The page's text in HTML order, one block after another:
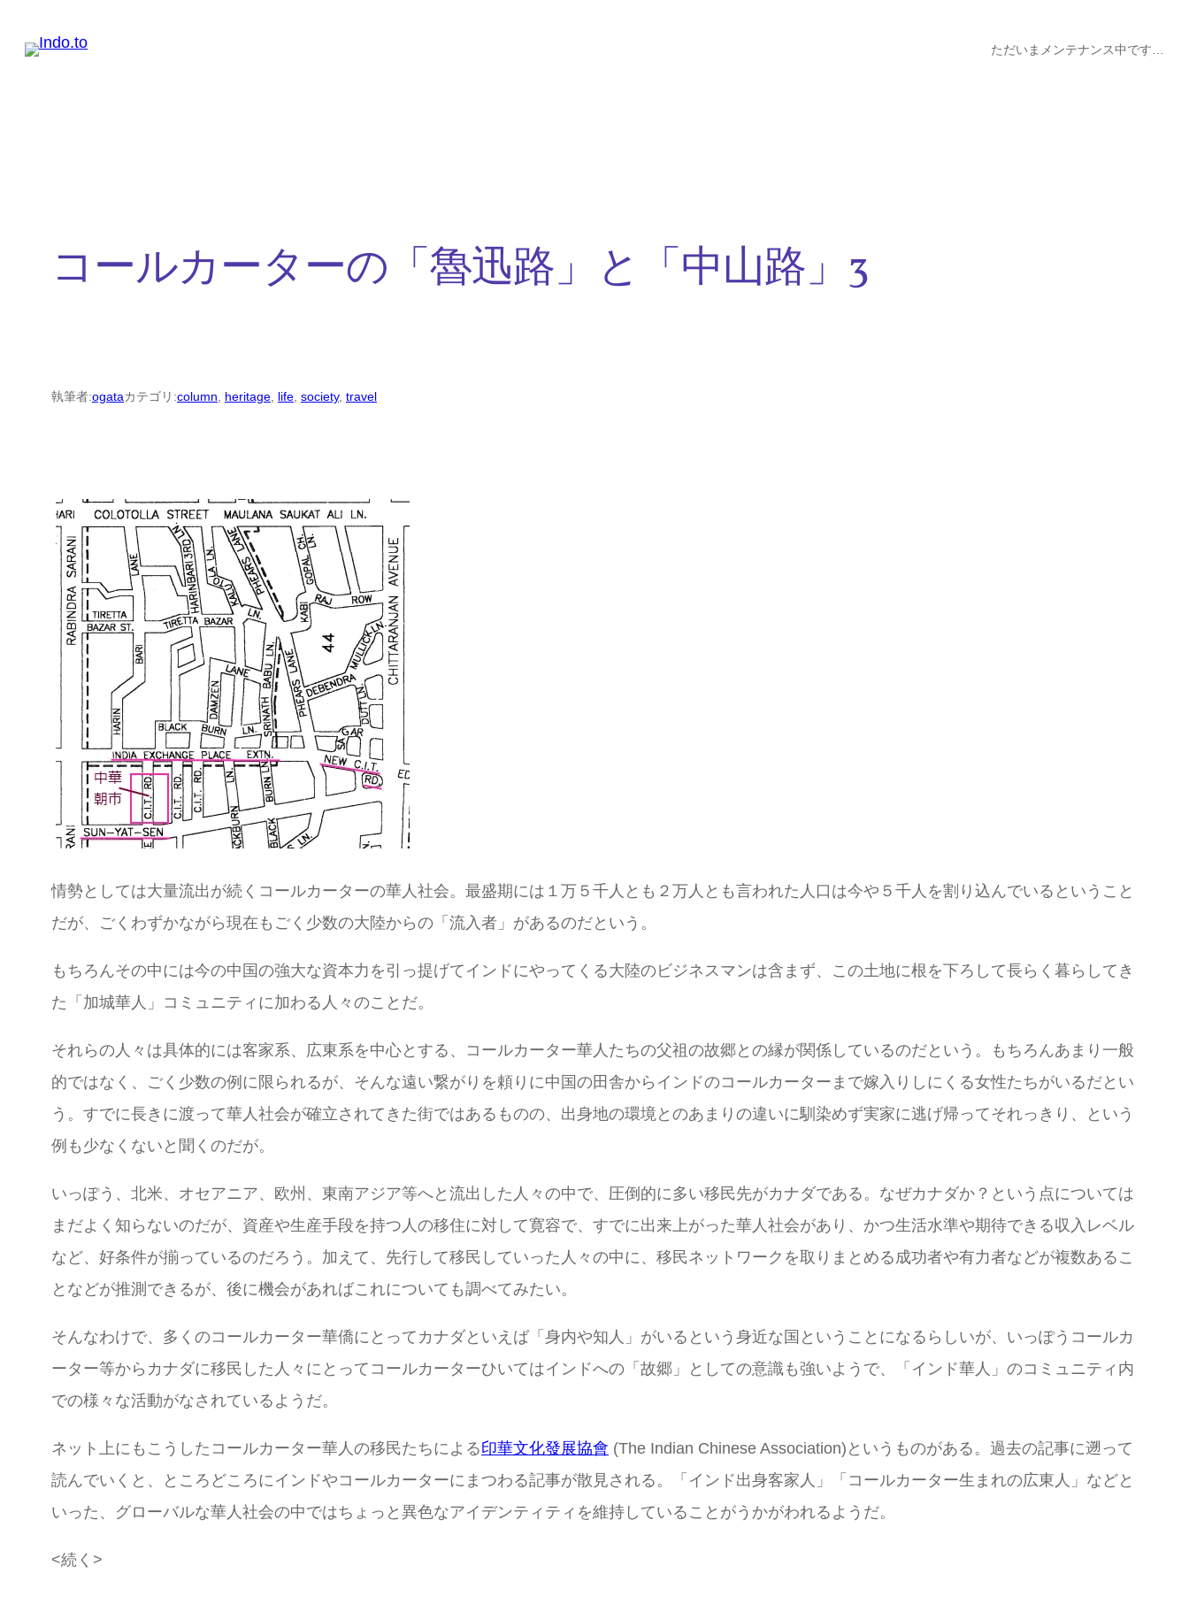
ただいまメンテナンス中です…
コールカーターの「魯迅路」と「中山路」3
執筆者:ogataカテゴリ:column, heritage, life, society, travel
情勢としては大量流出が続くコールカーターの華人社会。最盛期には１万５千人とも２万人とも言われた人口は今や５千人を割り込んでいるということ
だが、ごくわずかながら現在もごく少数の大陸からの「流入者」があるのだという。
もちろんその中には今の中国の強大な資本力を引っ提げてインドにやってくる大陸のビジネスマンは含まず、この土地に根を下ろして長らく暮らしてき
た「加城華人」コミュニティに加わる人々のことだ。
それらの人々は具体的には客家系、広東系を中心とする、コールカーター華人たちの父祖の故郷との縁が関係しているのだという。もちろんあまり一般
的ではなく、ごく少数の例に限られるが、そんな遠い繋がりを頼りに中国の田舎からインドのコールカーターまで嫁入りしにくる女性たちがいるだとい
う。すでに長きに渡って華人社会が確立されてきた街ではあるものの、出身地の環境とのあまりの違いに馴染めず実家に逃げ帰ってそれっきり、という
例も少なくないと聞くのだが。
いっぽう、北米、オセアニア、欧州、東南アジア等へと流出した人々の中で、圧倒的に多い移民先がカナダである。なぜカナダか？という点については
まだよく知らないのだが、資産や生産手段を持つ人の移住に対して寛容で、すでに出来上がった華人社会があり、かつ生活水準や期待できる収入レベル
など、好条件が揃っているのだろう。加えて、先行して移民していった人々の中に、移民ネットワークを取りまとめる成功者や有力者などが複数あるこ
となどが推測できるが、後に機会があればこれについても調べてみたい。
そんなわけで、多くのコールカーター華僑にとってカナダといえば「身内や知人」がいるという身近な国ということになるらしいが、いっぽうコールカ
ーター等からカナダに移民した人々にとってコールカーターひいてはインドへの「故郷」としての意識も強いようで、「インド華人」のコミュニティ内
での様々な活動がなされているようだ。
ネット上にもこうしたコールカーター華人の移民たちによる印華文化發展協會 (The Indian Chinese Association)というものがある。過去の記事に遡って
読んでいくと、ところどころにインドやコールカーターにまつわる記事が散見される。「インド出身客家人」「コールカーター生まれの広東人」などと
いった、グローバルな華人社会の中ではちょっと異色なアイデンティティを維持していることがうかがわれるようだ。
<続く>